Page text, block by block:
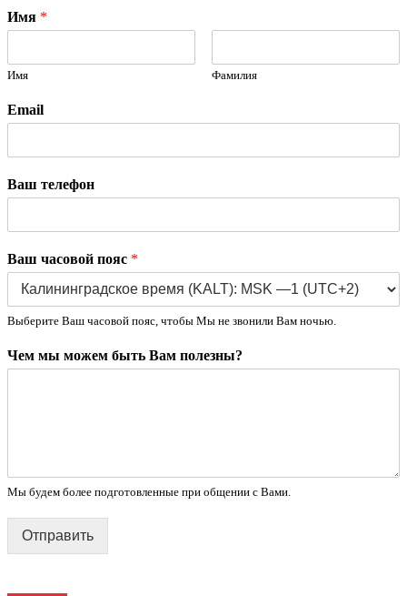
Имя *
Имя Фамилия
Email
Ваш телефон
Ваш часовой пояс *
Выберите Ваш часовой пояс, чтобы Мы не звонили Вам ночью.
Чем мы можем быть Вам полезны?
Мы будем более подготовленные при общении с Вами.
Отправить